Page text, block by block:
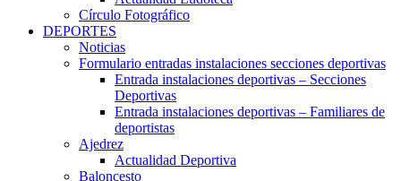
Círculo Fotográfico
DEPORTES
Noticias
Formulario entradas instalaciones secciones deportivas
Entrada instalaciones deportivas – Secciones
Deportivas
Entrada instalaciones deportivas – Familiares de
deportistas
Ajedrez
Actualidad Deportiva
Baloncesto